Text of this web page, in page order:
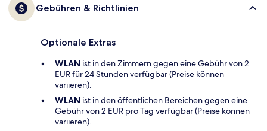
Gebühren & Richtlinien
Optionale Extras
WLAN ist in den Zimmern gegen eine Gebühr von 2
EUR für 24 Stunden verfügbar (Preise können
variieren).
WLAN ist in den öffentlichen Bereichen gegen eine
Gebühr von 2 EUR pro Tag verfügbar (Preise können
variieren).